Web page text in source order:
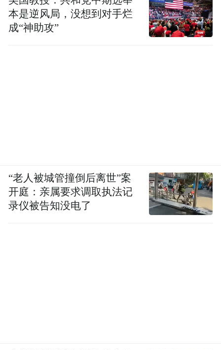
本是逆风局，没想到对手烂
成“神助攻”
“老人被城管撞倒后离世”案
开庭：亲属要求调取执法记
录仪被告知没电了